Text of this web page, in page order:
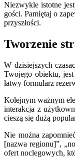
Niezwykle istotne
gości. Pamiętaj o
przyszłości.
Tworzenie
W dzisiejszych
Twojego obiektu,
łatwy formularz
Kolejnym ważnym
interakcja z
cieszą się dużą
Nie można
[nazwa regionu]”,
ofert noclegowych,